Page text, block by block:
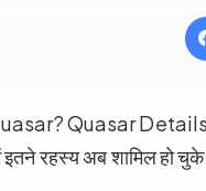
Quasar Details
इतने रहस्य अब शामिल हो